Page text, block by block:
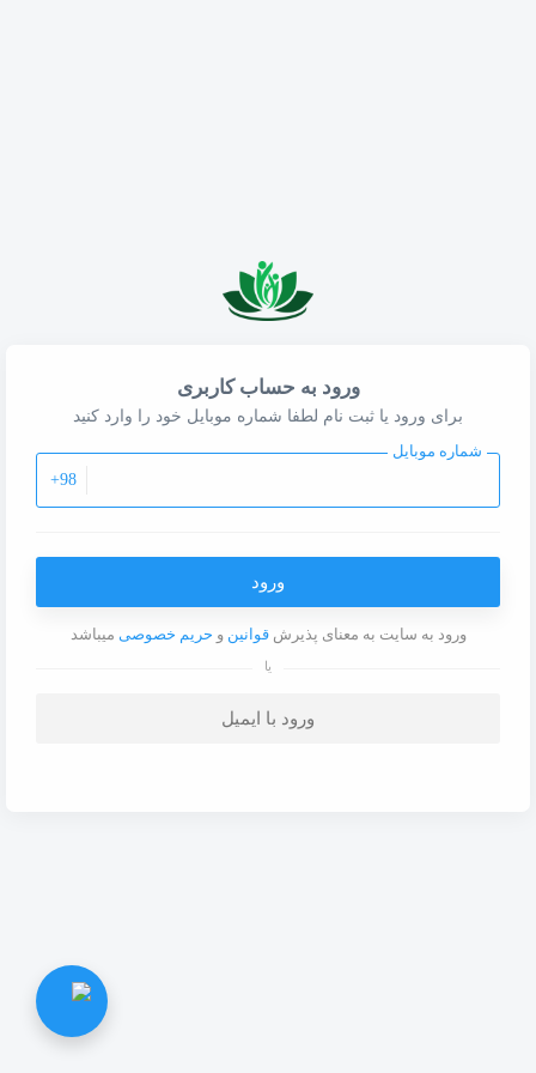
ورود به حساب کاربری
برای ورود یا ثبت نام لطفا شماره موبایل خود را وارد کنید
شماره موبایل
+98
ورود
ورود به سایت به معنای پذیرشقوانین و حریم خصوصی میباشد
یا
ورود با ایمیل